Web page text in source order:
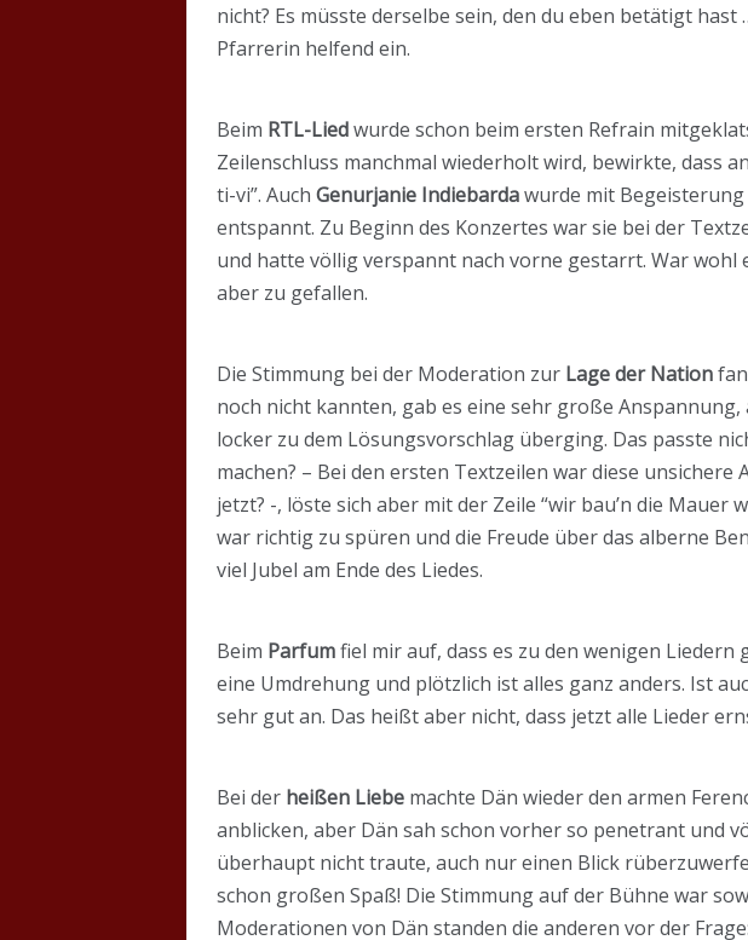
nicht? Es müsste derselbe sein, den du eben betätigt
Pfarrerin helfend ein.
Beim RTL-Liedwurde schon beim ersten Refrain
Zeilenschluss manchmal wiederholt wird, bewirkte, dass
ti-vi”. AuchGenurjanie Indiebardawurde mit
entspannt. Zu Beginn des Konzertes war sie bei der
und hatte völlig verspannt nach vorne gestarrt. War
aber zu gefallen.
Die Stimmung bei der Moderation zur Lage der Nation
noch nicht kannten, gab es eine sehr große
locker zu dem Lösungsvorschlag überging. Das passte
machen? – Bei den ersten Textzeilen war diese
jetzt? -, löste sich aber mit der Zeile “wir bau’n die
war richtig zu spüren und die Freude über das alberne
viel Jubel am Ende des Liedes.
Beim Parfumfiel mir auf, dass es zu den wenigen
eine Umdrehung und plötzlich ist alles ganz anders. Ist
sehr gut an. Das heißt aber nicht, dass jetzt alle Lieder
Bei der heißen Liebe machte Dän wieder den armen
anblicken, aber Dän sah schon vorher so penetrant und
überhaupt nicht traute, auch nur einen Blick
schon großen Spaß! Die Stimmung auf der Bühne war
Moderationen von Dän standen die anderen vor der